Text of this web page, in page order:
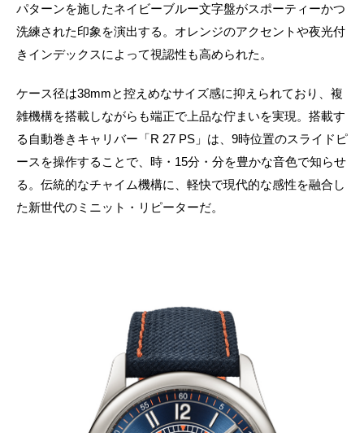
パターンを施したネイビーブルー文字盤がスポーティーかつ
洗練された印象を演出する。オレンジのアクセントや夜光付
きインデックスによって視認性も高められた。
ケース径は38mmと控えめなサイズ感に抑えられており、複
雑機構を搭載しながらも端正で上品な佇まいを実現。搭載す
る自動巻きキャリバー「R 27 PS」は、9時位置のスライドピ
ースを操作することで、時・15分・分を豊かな音色で知らせ
る。伝統的なチャイム機構に、軽快で現代的な感性を融合し
た新世代のミニット・リピーターだ。